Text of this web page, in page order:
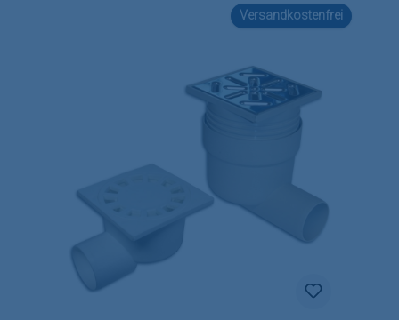
Versandkostenfrei